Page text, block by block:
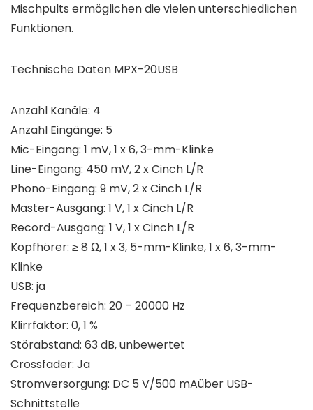
Mischpults ermöglichen die vielen unterschiedlichen
Funktionen.
Technische Daten MPX-20USB
Anzahl Kanäle: 4
Anzahl Eingänge: 5
Mic-Eingang: 1 mV, 1 x 6, 3-mm-Klinke
Line-Eingang: 450 mV, 2 x Cinch L/R
Phono-Eingang: 9 mV, 2 x Cinch L/R
Master-Ausgang: 1 V, 1 x Cinch L/R
Record-Ausgang: 1 V, 1 x Cinch L/R
Kopfhörer: ≥ 8 Ω, 1 x 3, 5-mm-Klinke, 1 x 6, 3-mm-
Klinke
USB: ja
Frequenzbereich: 20 – 20000 Hz
Klirrfaktor: 0, 1 %
Störabstand: 63 dB, unbewertet
Crossfader: Ja
Stromversorgung: DC 5 V/500 mAüber USB-
Schnittstelle